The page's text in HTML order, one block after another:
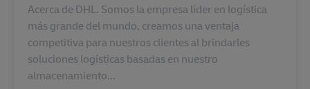
Acerca de DHL. Somos la empresa líder en logística
más grande del mundo, creamos una ventaja
competitiva para nuestros clientes al brindarles
soluciones logísticas basadas en nuestro
almacenamiento...